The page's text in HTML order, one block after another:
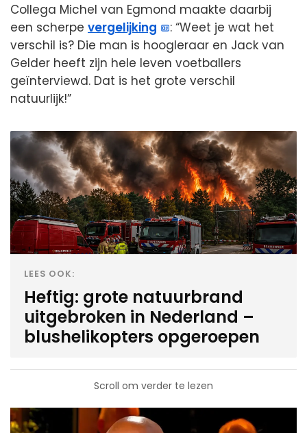
Collega Michel van Egmond maakte daarbij
een scherpe vergelijking
: “Weet je wat het
verschil is? Die man is hoogleraar en Jack van
Gelder heeft zijn hele leven voetballers
geïnterviewd. Dat is het grote verschil
natuurlijk!”
LEES OOK:
Heftig: grote natuurbrand
uitgebroken in Nederland –
blushelikopters opgeroepen
Scroll om verder te lezen